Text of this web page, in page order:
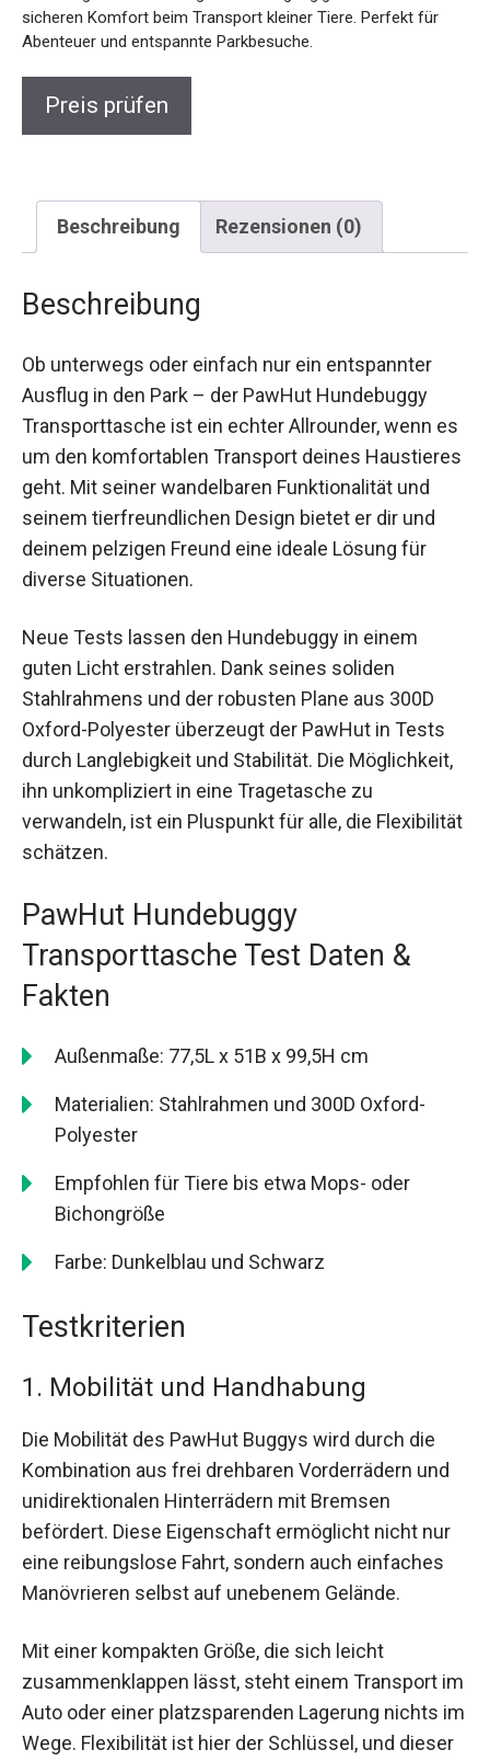
sicheren Komfort beim Transport kleiner Tiere. Perfekt für
Abenteuer und entspannte Parkbesuche.
Preis prüfen
Beschreibung Rezensionen (0)
Beschreibung
Ob unterwegs oder einfach nur ein entspannter
Ausflug in den Park – der PawHut Hundebuggy
Transporttasche ist ein echter Allrounder, wenn es
um den komfortablen Transport deines Haustieres
geht. Mit seiner wandelbaren Funktionalität und
seinem tierfreundlichen Design bietet er dir und
deinem pelzigen Freund eine ideale Lösung für
diverse Situationen.
Neue Tests lassen den Hundebuggy in einem
guten Licht erstrahlen. Dank seines soliden
Stahlrahmens und der robusten Plane aus 300D
Oxford-Polyester überzeugt der PawHut in Tests
durch Langlebigkeit und Stabilität. Die Möglichkeit,
ihn unkompliziert in eine Tragetasche zu
verwandeln, ist ein Pluspunkt für alle, die Flexibilität
schätzen.
PawHut Hundebuggy
Transporttasche Test Daten &
Fakten
Außenmaße: 77,5L x 51B x 99,5H cm
Materialien: Stahlrahmen und 300D Oxford-
Polyester
Empfohlen für Tiere bis etwa Mops- oder
Bichongröße
Farbe: Dunkelblau und Schwarz
Testkriterien
1. Mobilität und Handhabung
Die Mobilität des PawHut Buggys wird durch die
Kombination aus frei drehbaren Vorderrädern und
unidirektionalen Hinterrädern mit Bremsen
befördert. Diese Eigenschaft ermöglicht nicht nur
eine reibungslose Fahrt, sondern auch einfaches
Manövrieren selbst auf unebenem Gelände.
Mit einer kompakten Größe, die sich leicht
zusammenklappen lässt, steht einem Transport im
Auto oder einer platzsparenden Lagerung nichts im
Wege. Flexibilität ist hier der Schlüssel, und dieser